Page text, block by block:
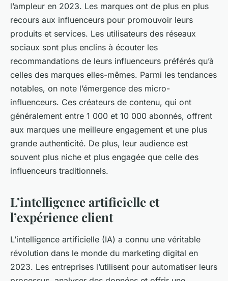
l’ampleur en 2023. Les marques ont de plus en plus
recours aux influenceurs pour promouvoir leurs
produits et services. Les utilisateurs des réseaux
sociaux sont plus enclins à écouter les
recommandations de leurs influenceurs préférés qu’à
celles des marques elles-mêmes. Parmi les tendances
notables, on note l’émergence des micro-
influenceurs. Ces créateurs de contenu, qui ont
généralement entre 1 000 et 10 000 abonnés, offrent
aux marques une meilleure engagement et une plus
grande authenticité. De plus, leur audience est
souvent plus niche et plus engagée que celle des
influenceurs traditionnels.
L’intelligence artificielle et
l’expérience client
L’intelligence artificielle (IA) a connu une véritable
révolution dans le monde du marketing digital en
2023. Les entreprises l’utilisent pour automatiser leurs